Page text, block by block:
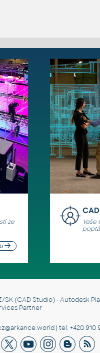
ze
CAD
Vaše
SK(CAD Studio) - Autodesk
Partner
| tel. +420 910